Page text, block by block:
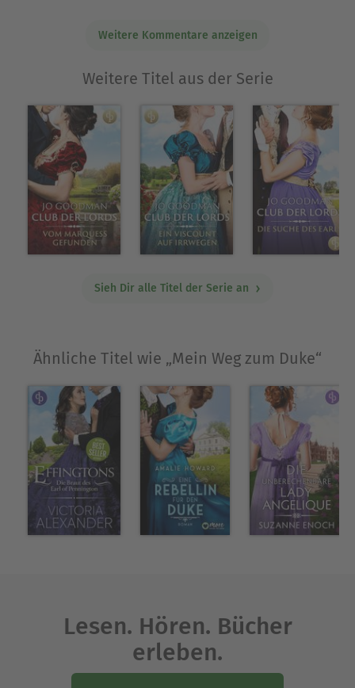
Schreiben beeinflusst hat. Es leuchtet ein, dass
nuancierte Beziehungen zu entwickeln, ihren
Ursprung in ihrer Beratungstätigkeit hat. Die
Arbeit mit Kindern hat sie auf die gleiche Weise
fasziniert wie das Schreiben. Sie probierte es aus
und stellte fest, dass es gut passte.
Ausblenden
Weitere Kommentare anzeigen
Weitere Titel aus der Serie
Sieh Dir alle Titel der Serie an
Ähnliche Titel wie „Mein Weg zum Duke“
Lesen. Hören. Bücher
erleben.